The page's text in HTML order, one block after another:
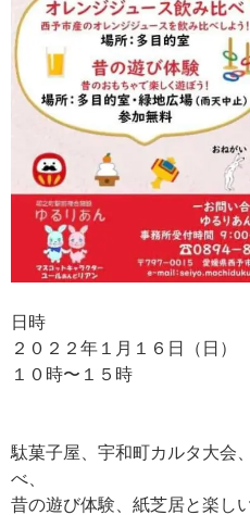
日時
２０２２年１月１６日（日）
１０時〜１５時
駄菓子屋、宇和町カルタ大会
べ、
昔の遊び体験、紙芝居と楽し